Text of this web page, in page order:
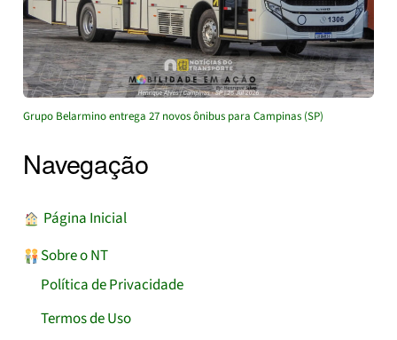
Grupo Belarmino entrega 27 novos ônibus para Campinas (SP)
Navegação
︎ Página Inicial
Sobre o NT
Política de Privacidade
Termos de Uso